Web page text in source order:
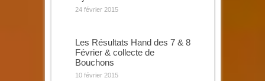
24 février 2015
Les Résultats Hand des 7 & 8
Février & collecte de
Bouchons
10 février 2015